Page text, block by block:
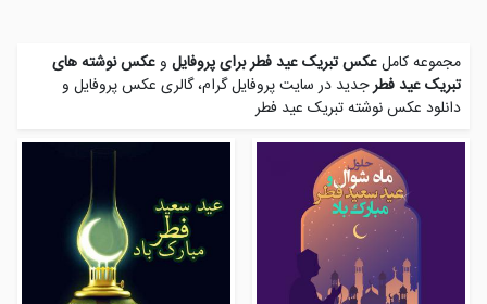
مجموعه کاملعکس تبریک عید فطر برای پروفایل وعکس نوشته های
تبریک عید فطرجدید در سایت پروفایل گرام، گالری عکس پروفایل و
دانلود عکس نوشته تبریک عید فطر